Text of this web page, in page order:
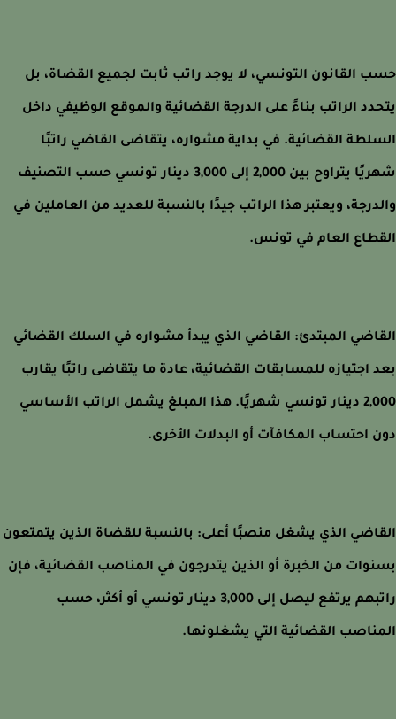
القانون التونسي، لا يوجد راتب ثابت لجميع القضاة، بل
الراتب بناءً على الدرجة القضائية والموقع الوظيفي داخل
القضائية. في بداية مشواره، يتقاضى القاضي راتبًا
شهريًا يتراوح بين 2,000 إلى 3,000 دينار تونسي حسب التصنيف
ويعتبر هذا الراتب جيدًا بالنسبة للعديد من العاملين في
العام في تونس.
المبتدئ: القاضي الذي يبدأ مشواره في السلك القضائي
اجتيازه للمسابقات القضائية، عادة ما يتقاضى راتبًا يقارب
2,000 دينار تونسي شهريًا. هذا المبلغ يشمل الراتب الأساسي
احتساب المكافآت أو البدلات الأخرى.
الذي يشغل منصبًا أعلى: بالنسبة للقضاة الذين يتمتعون
من الخبرة أو الذين يتدرجون في المناصب القضائية، فإن
راتبهم يرتفع ليصل إلى 3,000 دينار تونسي أو أكثر، حسب
القضائية التي يشغلونها.